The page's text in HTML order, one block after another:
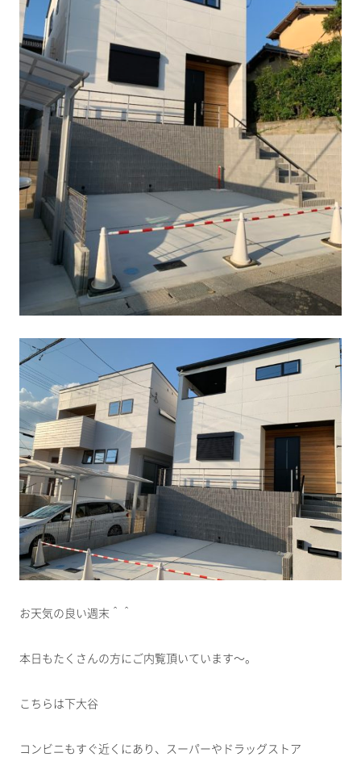
お天気の良い週末＾＾
本日もたくさんの方にご内覧頂いています～。
こちらは下大谷
コンビニもすぐ近くにあり、スーパーやドラッグストア